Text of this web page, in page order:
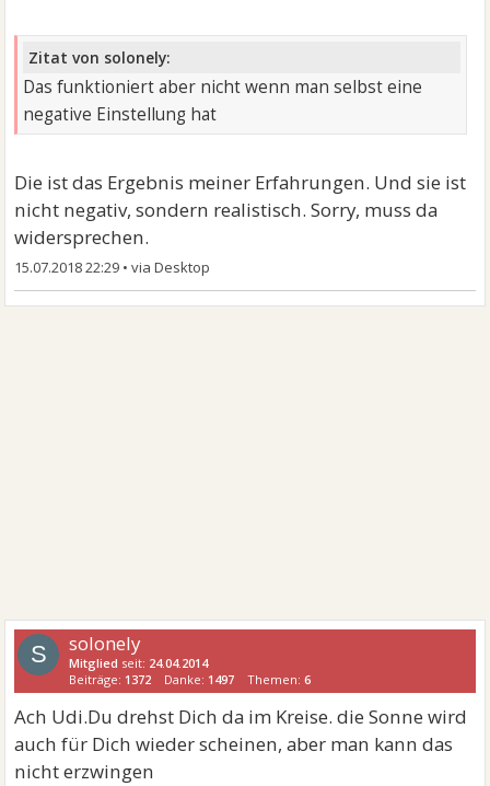
Zitat von solonely:
Das funktioniert aber nicht wenn man selbst eine
negative Einstellung hat
Die ist das Ergebnis meiner Erfahrungen. Und sie ist
nicht negativ, sondern realistisch. Sorry, muss da
widersprechen.
15.07.2018 22:29 •
S solonely
Mitglied seit: 24.04.2014
Beiträge: 1372 Danke: 1497 Themen:6
Ach Udi.Du drehst Dich da im Kreise. die Sonne wird
auch für Dich wieder scheinen, aber man kann das
nicht erzwingen